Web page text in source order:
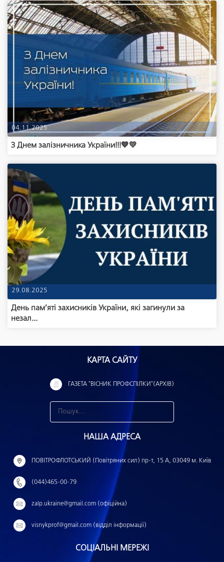
04.11.2025
З Днем залізничника України!!!💙💛
29.08.2025
День пам’яті захисників України, які загинули за
незал...
КАРТА САЙТУ
ГАЗЕТА "ВІСНИК ПРОФСПІЛКИ"(АРХІВ)
н
й
:
НАША АДРЕСА
ПОВІТРОФЛОТСЬКИЙ (Повітряних сил) пр-т, 15 А, 03049 м. Київ
(044)465-00-79
zalp.ukraine@gmail.com (офіційна)
visnykprof@gmail.com (відділ інформації)
СОЦІАЛЬНІ МЕРЕЖІ